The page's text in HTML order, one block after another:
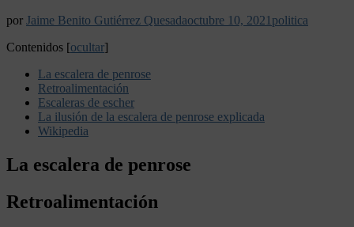
por Jaime Benito Gutiérrez Quesadaoctubre 10, 2021 politica
Contenidos [ocultar]
La escalera de penrose
Retroalimentación
Escaleras de escher
La ilusión de la escalera de penrose explicada
Wikipedia
La escalera de penrose
Retroalimentación